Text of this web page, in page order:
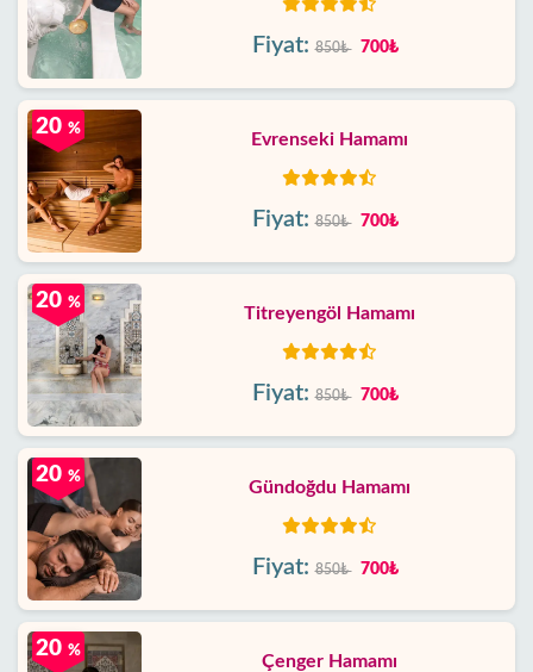
Fiyat: 850₺ 700₺
Evrenseki Hamamı
20 %
Fiyat: 850₺ 700₺
Titreyengöl Hamamı
20 %
Fiyat: 850₺ 700₺
Gündoğdu Hamamı
20 %
Fiyat: 850₺ 700₺
Çenger Hamamı
20 %